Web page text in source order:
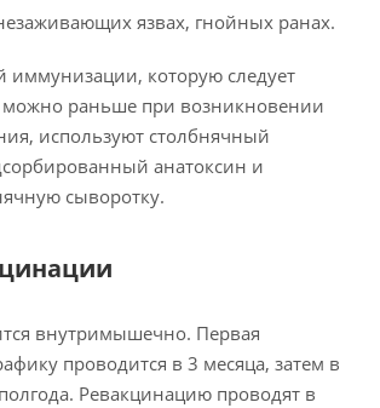
язвах, гнойных ранах.
иммунизации, которую следует
можно раньше при возникновении
используют столбнячный
анатоксин и
сыворотку.
внутримышечно. Первая
проводится в 3 месяца, затем в
Ревакцинацию проводят в